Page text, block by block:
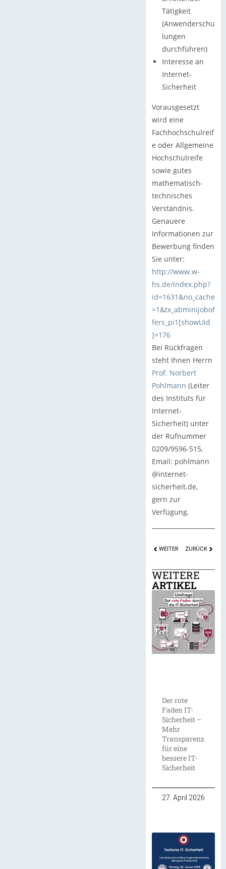
Tätigkeit
(Anwenderschu
lungen
durchführen)
Interesse an
Internet-
Sicherheit
Vorausgesetzt
wird eine
Fachhochschulreif
e oder Allgemeine
Hochschulreife
sowie gutes
mathematisch-
technisches
Verständnis.
Genauere
Informationen zur
Bewerbung finden
Sie unter:
http://www.w-
hs.de/index.php?
id=1631&no_cache
=1&tx_abminijobof
fers_pi1[showUid
]=176
Bei Rückfragen
steht Ihnen Herrn
Prof. Norbert
Pohlmann (Leiter
des Instituts für
Internet-
Sicherheit) unter
der Rufnummer
0209/9596-515,
Email: pohlmann
@internet-
sicherheit.de,
gern zur
Verfügung.
WEITER ZURÜCK
WEITERE
ARTIKEL
Der rote
Faden IT-
Sicherheit –
Mehr
Transparenz
für eine
bessere IT-
Sicherheit
27. April 2026